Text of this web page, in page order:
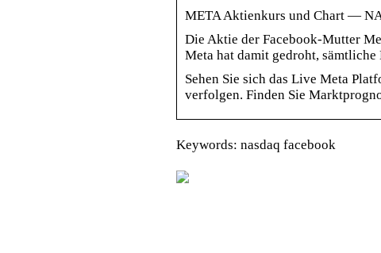
META Aktienkurs und Chart —
Die Aktie der Facebook-Mutter
Meta hat damit gedroht,
Sehen Sie sich das Live Meta
verfolgen. Finden Sie
Keywords: nasdaq facebook